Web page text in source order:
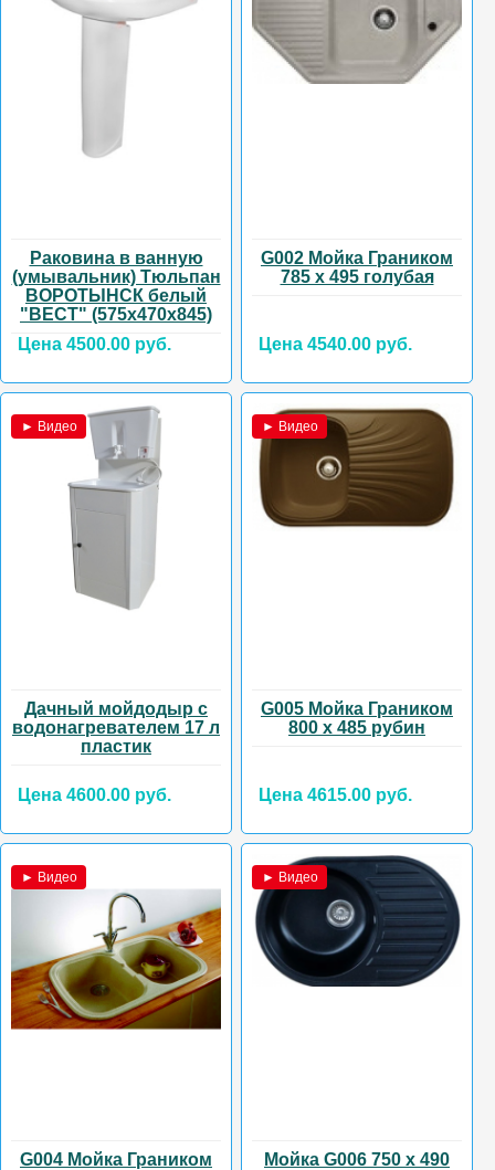
Раковина в ванную
(умывальник) Тюльпан
ВОРОТЫНСК белый
"ВЕСТ" (575х470х845)
Цена 4500.00 руб.
G002 Мойка Граником
785 х 495 голубая
Цена 4540.00 руб.
► Видео
Дачный мойдодыр с
водонагревателем 17 л
пластик
Цена 4600.00 руб.
► Видео
G005 Мойка Граником
800 х 485 рубин
Цена 4615.00 руб.
► Видео
G004 Мойка Граником
► Видео
Мойка G006 750 х 490